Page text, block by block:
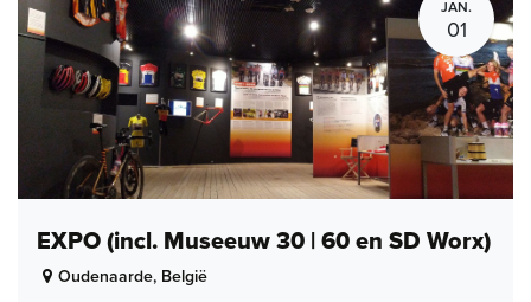
JAN.
01
EXPO (incl. Museeuw 30 | 60 en SD Worx)
Oudenaarde, België